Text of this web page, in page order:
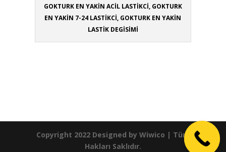
GOKTURK EN YAKİN ACİL LASTİKCİ, GOKTURK
EN YAKİN 7-24 LASTİKCİ, GOKTURK EN YAKİN
LASTİK DEGİSİMİ
Copyright 2022 Designed by Wiwico | Tüm
Hakları Saklıdır.